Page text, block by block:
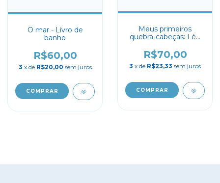
O mar - Livro de
banho
R$60,00
3 x de R$20,00 sem juros
Meus primeiros
quebra-cabeças: Léo
R$70,00
3 x de R$23,33 sem juros